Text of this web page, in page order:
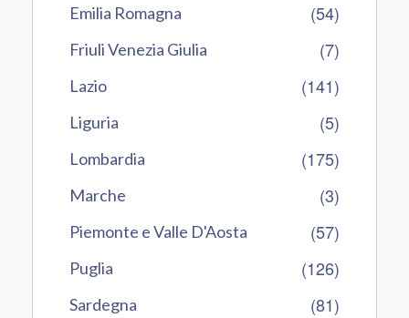
Emilia Romagna (54)
Friuli Venezia Giulia (7)
Lazio (141)
Liguria (5)
Lombardia (175)
Marche (3)
Piemonte e Valle D'Aosta (57)
Puglia (126)
Sardegna (81)